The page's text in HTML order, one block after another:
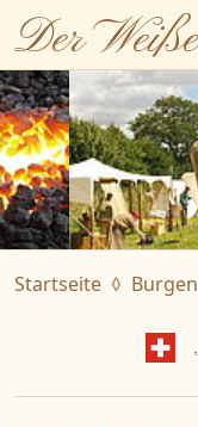
Der
Startseite Burgen